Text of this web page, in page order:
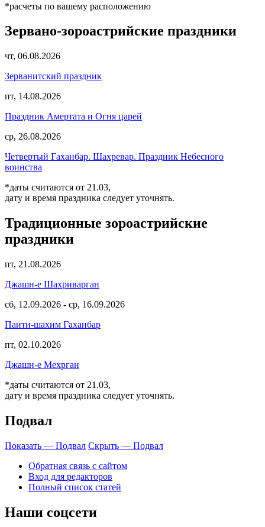
*расчеты по вашему расположению
Зервано-зороастрийские праздники
чт, 06.08.2026
Зерванитский праздник
пт, 14.08.2026
Праздник Амертата и Огня царей
ср, 26.08.2026
Четвертый Гаханбар. Шахревар. Праздник Небесного
воинства
*даты считаются от 21.03,
дату и время праздника следует уточнять.
Традиционные зороастрийские
праздники
пт, 21.08.2026
Джашн-е Шахриварган
сб, 12.09.2026 - ср, 16.09.2026
Паити-шахим Гаханбар
пт, 02.10.2026
Джашн-е Мехрган
*даты считаются от 21.03,
дату и время праздника следует уточнять.
Подвал
Показать — Подвал Скрыть — Подвал
Обратная связь с сайтом
Вход для редакторов
Полный список статей
Наши соцсети